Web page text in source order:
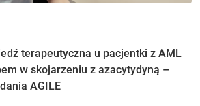
terapeutyczna u pacjentki z AML
w skojarzeniu z azacytydyną –
AGILE